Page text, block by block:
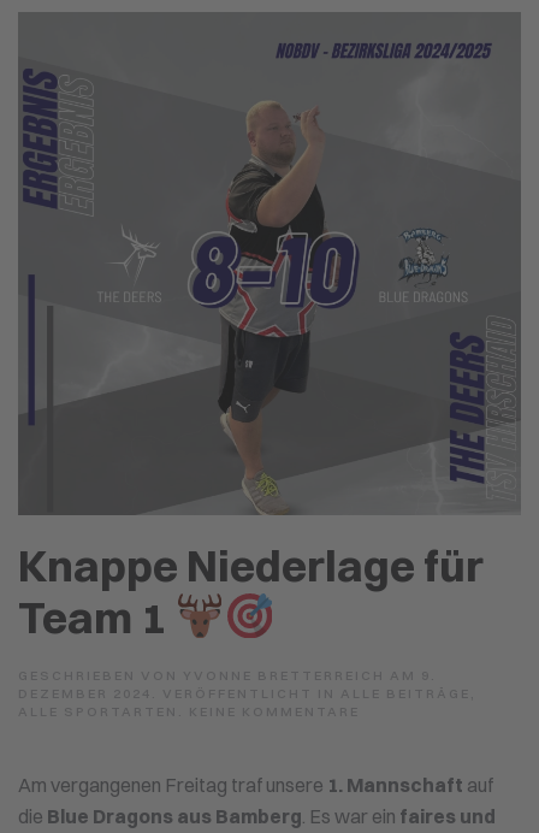
Knappe Niederlage für
Team 1
TEAM
Am vergangenen Freitag traf unsere 1. Mannschaft auf
die Blue Dragons aus Bamberg . Es war ein faires und